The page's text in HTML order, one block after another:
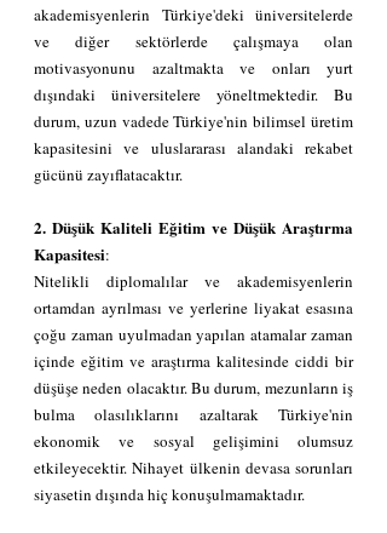
akademisyenlerin Türkiye'deki üniversitelerde
ve diğer sektörlerde çalışmaya olan
motivasyonunu azaltmakta ve onları yurt
dışındaki üniversitelere yöneltmektedir. Bu
durum, uzun vadede Türkiye'nin bilimsel üretim
kapasitesini ve uluslararası alandaki rekabet
gücünü zayıflatacaktır.
2. Düşük Kaliteli Eğitim ve Düşük Araştırma
Kapasitesi:
Nitelikli diplomalılar ve akademisyenlerin
ortamdan ayrılması ve yerlerine liyakat esasına
çoğu zaman uyulmadan yapılan atamalar zaman
içinde eğitim ve araştırma kalitesinde ciddi bir
düşüşe neden olacaktır. Bu durum, mezunların iş
bulma olasılıklarını azaltarak Türkiye'nin
ekonomik ve sosyal gelişimini olumsuz
etkileyecektir. Nihayet ülkenin devasa sorunları
siyasetin dışında hiç konuşulmamaktadır.